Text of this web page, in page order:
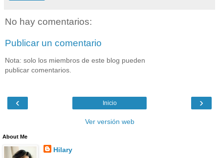
No hay comentarios:
Publicar un comentario
Nota: solo los miembros de este blog pueden
publicar comentarios.
‹ ›
Inicio
Ver versión web
About Me
Hilary